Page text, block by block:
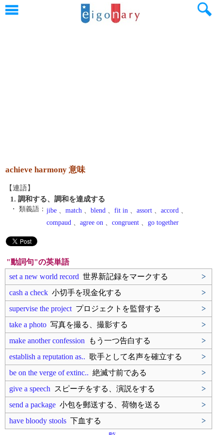
achieve harmony 意味
【連語】
1. 調和する、調和を達成する
・ 類義語： jibe 、 match 、 blend 、 fit in 、 assort 、 accord 、
compaud 、 agree on 、 congruent 、 go together
"動詞句"の英単語
set a new world record 世界新記録をマークする
>
cash a check 小切手を現金化する
>
supervise the project プロジェクトを監督する
>
take a photo 写真を撮る、撮影する
>
make another confession もう一つ告白する
>
establish a reputation as.. 歌手として名声を確立する
>
be on the verge of extinc.. 絶滅寸前である
>
give a speech スピーチをする、演説をする
>
send a package 小包を郵送する、荷物を送る
>
have bloody stools 下血する
>